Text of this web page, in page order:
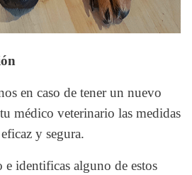
en caso de tener un nuevo
médico veterinario las medidas
y segura.
e identificas alguno de estos